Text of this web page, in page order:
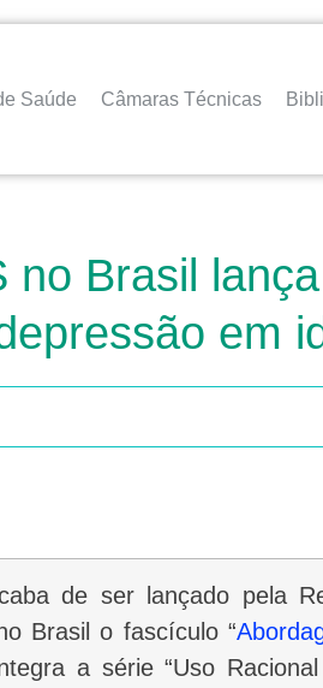
Saúde Câmaras Técnicas
no Brasil
em
de ser lançado pela
Brasil o fascículo “
a série “Uso